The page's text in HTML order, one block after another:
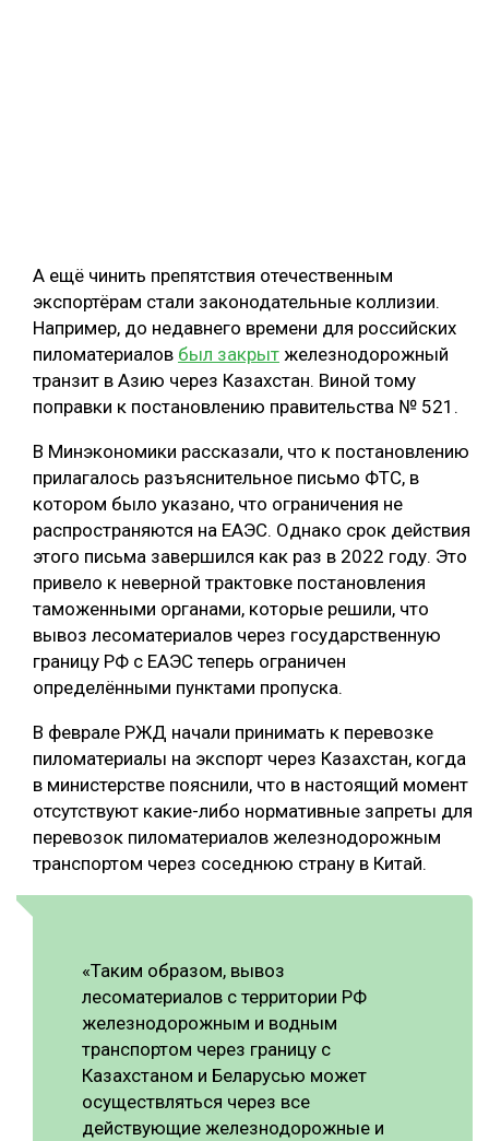
А ещё чинить препятствия отечественным
экспортёрам стали законодательные коллизии.
Например, до недавнего времени для российских
пиломатериалов был закрыт железнодорожный
транзит в Азию через Казахстан. Виной тому
поправки к постановлению правительства № 521.
В Минэкономики рассказали, что к постановлению
прилагалось разъяснительное письмо ФТС, в
котором было указано, что ограничения не
распространяются на ЕАЭС. Однако срок действия
этого письма завершился как раз в 2022 году. Это
привело к неверной трактовке постановления
таможенными органами, которые решили, что
вывоз лесоматериалов через государственную
границу РФ с ЕАЭС теперь ограничен
определёнными пунктами пропуска.
В феврале РЖД начали принимать к перевозке
пиломатериалы на экспорт через Казахстан, когда
в министерстве пояснили, что в настоящий момент
отсутствуют какие-либо нормативные запреты для
перевозок пиломатериалов железнодорожным
транспортом через соседнюю страну в Китай.
«Таким образом, вывоз
лесоматериалов с территории РФ
железнодорожным и водным
транспортом через границу с
Казахстаном и Беларусью может
осуществляться через все
действующие железнодорожные и